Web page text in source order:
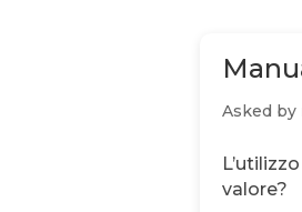
Asked by
valore?